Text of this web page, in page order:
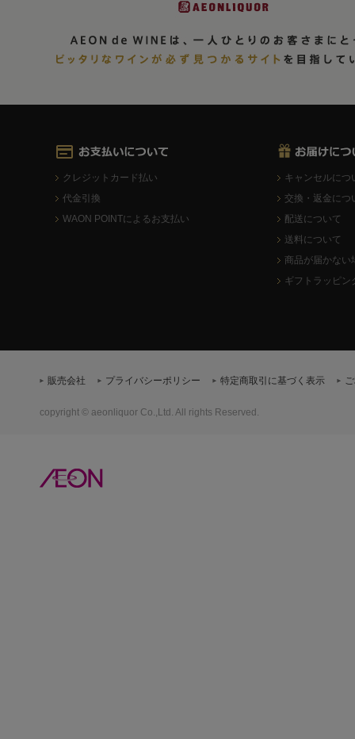
クレジットカード払い
代金引換
WAON POINTによるお支払い
キャンセルにつ
交換・返金につ
配送について
送料について
商品が届かない
ギフトラッピン
販売会社 プライバシーポリシー 特定商取引に基づく表示
copyright © aeonliquor Co.,Ltd. All rights Reserved.